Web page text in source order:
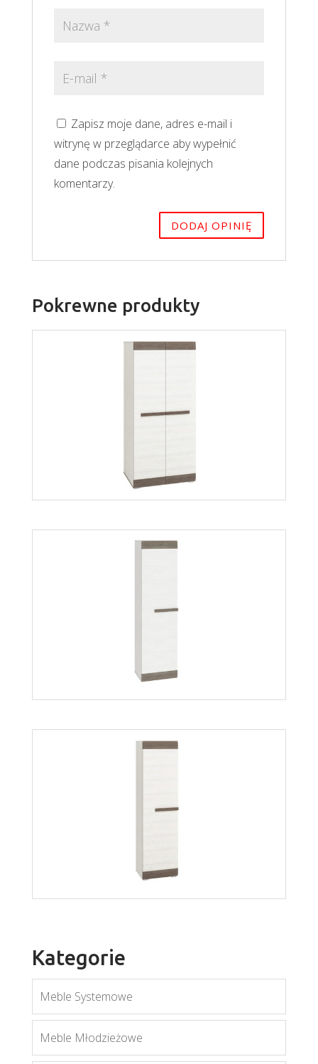
Zapisz moje dane, adres e-mail i
witrynę w przeglądarce aby wypełnić
dane podczas pisania kolejnych
komentarzy.
Pokrewne produkty
Blanco bieliźniarka 03
Kategorie
Meble Systemowe
Meble Młodzieżowe